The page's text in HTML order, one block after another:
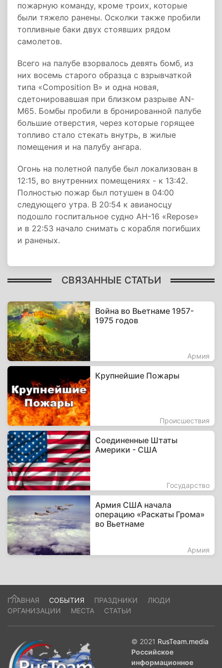
пожарную команду, кроме троих, которые
были тяжело ранены. Осколки также пробили
топливные баки двух стоявших рядом
самолетов.
Всего на палубе взорвалось девять бомб, из
них восемь старого образца с взрывчаткой
типа «Composition B» и одна новая,
сдетонировавшая при близком разрыве AN-
M65. Бомбы пробили в бронированной палубе
большие отверстия, через которые горящее
топливо стало стекать внутрь, в жилые
помещения и на палубу ангара.
Огонь на полетной палубе был локализован в
12:15, во внутренних помещениях - к 13:42.
Полностью пожар был потушен в 04:00
следующего утра. В 20:54 к авианосцу
подошло госпитальное судно AH-16 «Repose»
и в 22:53 начало снимать с корабля погибших
и раненых.
СВЯЗАННЫЕ СТАТЬИ
Война во Вьетнаме 1957-
1975 годов
Армия
Крупнейшие Пожары
Происшествия
Соединенные Штаты
Америки - США
Государство
Армия США начала
операцию «Раскаты Грома»
во Вьетнаме
Армия
ГЛАВНАЯ СОБЫТИЯ ПРАЗДНИКИ
ЛЮДИ
ОРГАНИЗАЦИИ
МЕСТА СТАТЬИ
© 2021 RusTeam.media
Российское
информационное